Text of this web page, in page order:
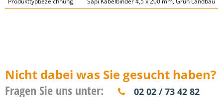
Nicht dabei was Sie gesucht haben?
Fragen Sie uns unter:
02 02 / 73 42 82